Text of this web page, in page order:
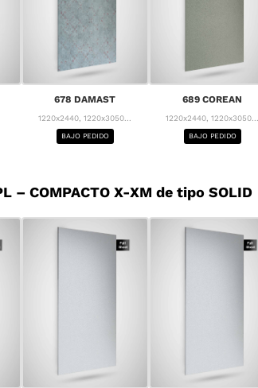
678 DAMAST
1220x2440, 1220x3050...
BAJO PEDIDO
689 COREAN
1220x2440, 1220x3050...
BAJO PEDIDO
– COMPACTO X-XM de tipo SOLID